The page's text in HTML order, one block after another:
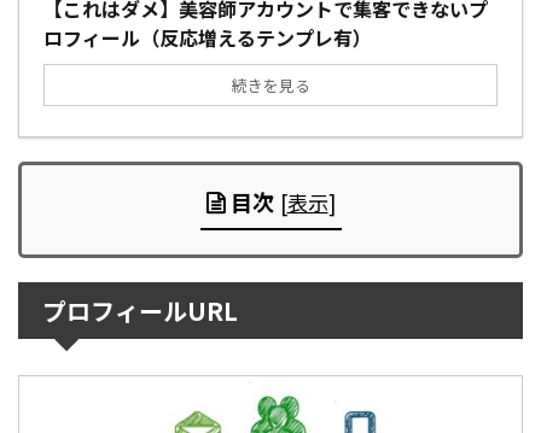
【これはダメ】美容師アカウントで集客できないプ
ロフィール（反応増えるテンプレ有）
続きを見る
目次 [表示]
プロフィールURL